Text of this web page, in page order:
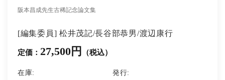
阪本昌成先生古稀記念論文集
[編集委員] 松井茂記/長谷部恭男/渡辺康行
定価： 27,500円 （税込）
在庫: 発行: